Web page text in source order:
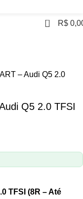
0 R$
– Audi Q5 2.0
Q5 2.0 TFSI
TFSI (8R – Até